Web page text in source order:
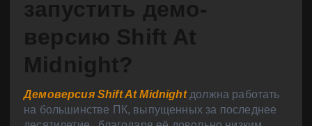
запустить демо-
версию Shift At
Midnight?
Демоверсия Shift At Midnight должна работать
на большинстве ПК, выпущенных за последнее